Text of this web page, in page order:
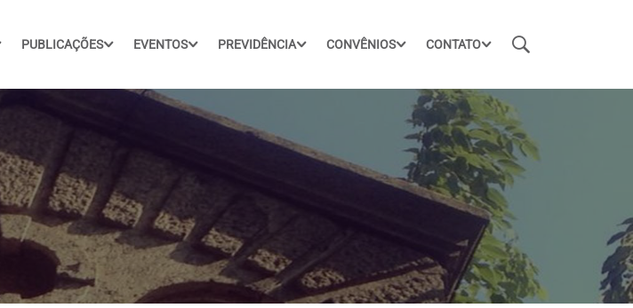
PUBLICAÇÕES EVENTOS PREVIDÊNCIA CONVÊNIOS CONTATO